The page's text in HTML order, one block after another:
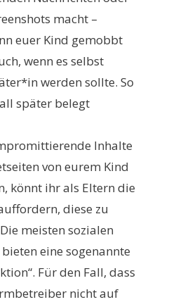
macht –
euer Kind gemobbt
wenn es selbst
werden sollte. So
später belegt
Inhalte
von eurem Kind
könnt ihr als Eltern die
diese zu
meisten sozialen
eine sogenannte
Für den Fall, dass
nicht auf